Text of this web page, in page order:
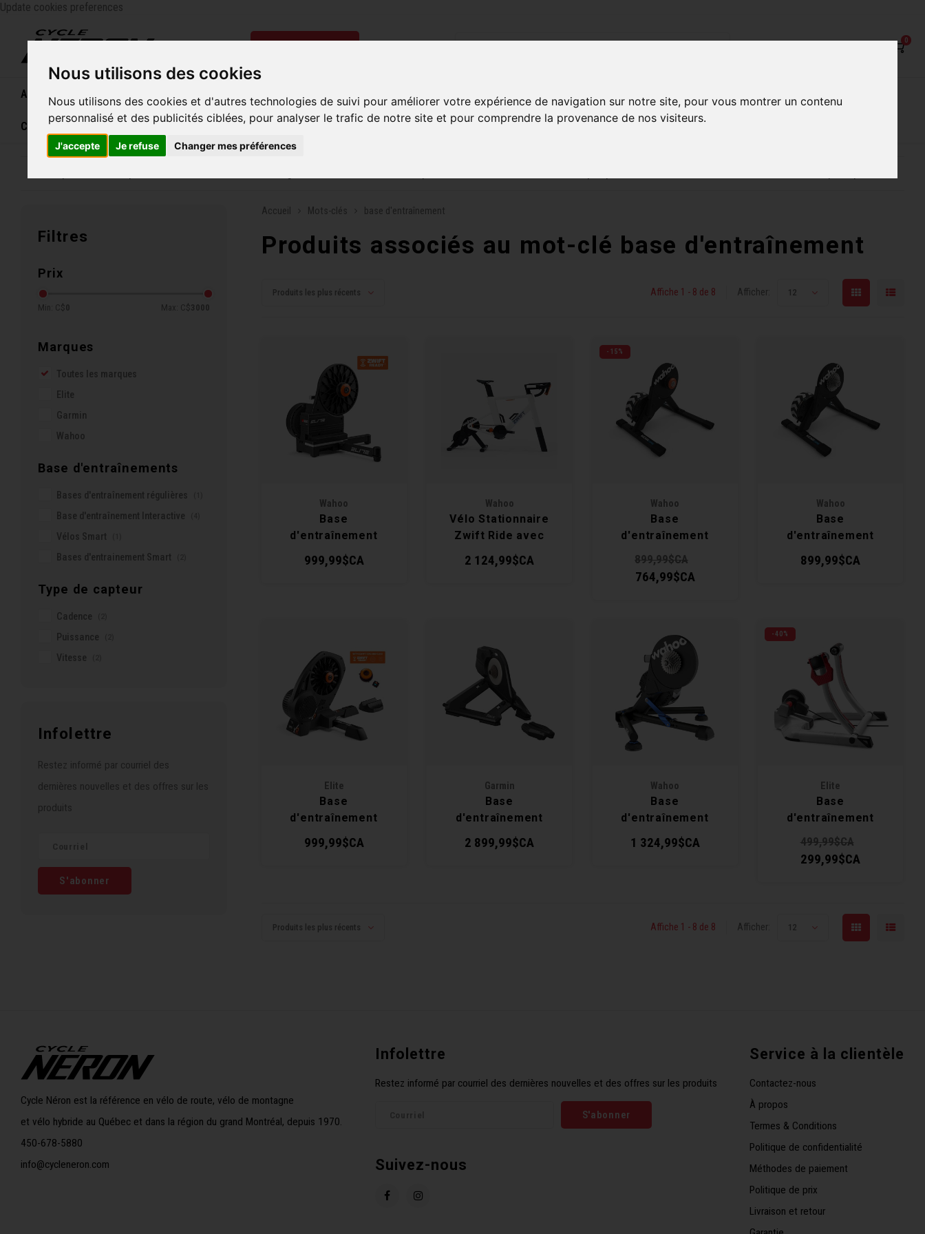
Nous utilisons des cookies
Nous utilisons des cookies et d'autres technologies de suivi pour améliorer votre expérience de navigation sur notre site, pour vous montrer un contenu
personnalisé et des publicités ciblées, pour analyser le trafic de notre site et pour comprendre la provenance de nos visiteurs.
J'accepte Je refuse Changer mes préférences
Update cookies preferences
0
Accueil Accessoires Composantes
Carte cadeau
Filtres
Prix
Min: C$ 0 Max: C$ 3000
Marques
Toutes les marques
Elite
Garmin
Wahoo
Base d'entraînements
Bases d'entraînement régulières
Base d'entraînement Interactive
Vélos Smart
Bases d'entrainement Smart
Type de capteur
Cadence
Puissance
Vitesse
Infolettre
Restez informé par courriel des
dernières nouvelles et des offres sur les
produits
S'abonner
Accueil Mots-clés base d'entraînement
Produits associés au mot-clé base d'entraînement
Produits les plus récents Affiche 1 - 8 de 8 Afficher: 12
Wahoo
Base
d'entraînement
Avanti XR + Zwift
Cog and Click
999,99$CA
Wahoo
Vélo Stationnaire
Zwift Ride avec
KICKR CORE 2
2 124,99$CA
-15%
Wahoo
Base
d'entraînement
Kickr Core 2 Smart
+ Zwift Cog and
Click
899,99$CA
764,99$CA
Wahoo
Base
d'entraînement
Kickr Core 2 Smart
+ Cassette 11
899,99$CA
Elite
Base
d'entraînement
Direto XR + Zwift
Cog and Click
999,99$CA
Garmin
Base
d'entraînement
Tacx NEO 3M Smart
2 899,99$CA
Wahoo
Base
d'entraînement
Kickr V6 Smart
1 324,99$CA
-40%
Elite
Base
d'entraînement
Qubo Power Mag
Smart B+
499,99$CA
299,99$CA
Produits les plus récents Affiche 1 - 8 de 8 Afficher: 12
Cycle Néron est la référence en vélo de route, vélo de montagne
et vélo hybride au Québec et dans la région du grand Montréal, depuis 1970.
450-678-5880
info@cycleneron.com
Infolettre
Restez informé par courriel des dernières nouvelles et des offres sur les produits
S'abonner
Suivez-nous
Service à la clientèle
Contactez-nous
À propos
Termes & Conditions
Politique de confidentialité
Méthodes de paiement
Politique de prix
Livraison et retour